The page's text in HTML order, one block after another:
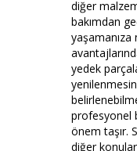
diğer
bakımdan
yaşamanıza
yedek
profesyonel
önem taşır.
diğer